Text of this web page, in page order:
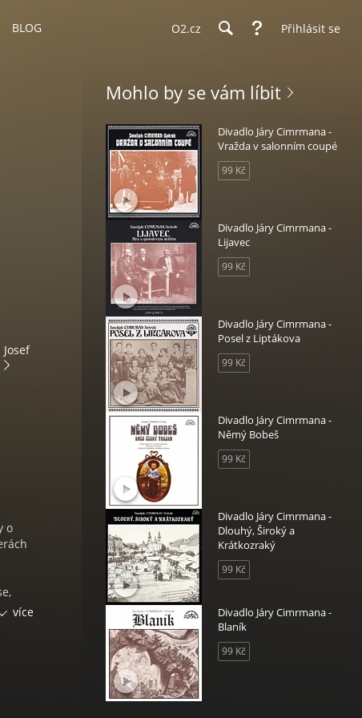
BLOG O2.cz Přihlásit se
Josef
o
více
Mohlo by se vám líbit
Divadlo Járy Cimrmana -
Vražda v salonním coupé
99 Kč
Divadlo Járy Cimrmana -
Lijavec
99 Kč
Divadlo Járy Cimrmana -
Posel z Liptákova
99 Kč
Divadlo Járy Cimrmana -
Němý Bobeš
99 Kč
Divadlo Járy Cimrmana -
Dlouhý, Široký a
Krátkozraký
99 Kč
Divadlo Járy Cimrmana -
Blaník
99 Kč